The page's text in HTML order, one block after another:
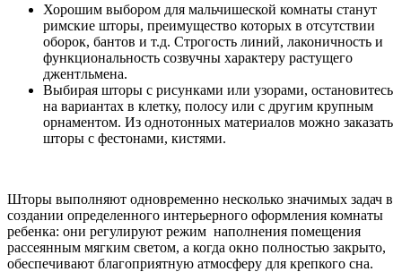
Хорошим выбором для мальчишеской комнаты станут
римские шторы, преимущество которых в отсутствии
оборок, бантов и т.д. Строгость линий, лаконичность и
функциональность созвучны характеру растущего
джентльмена.
Выбирая шторы с рисунками или узорами, остановитесь
на вариантах в клетку, полосу или с другим крупным
орнаментом. Из однотонных материалов можно заказать
шторы с фестонами, кистями.
Шторы выполняют одновременно несколько значимых задач в
создании определенного интерьерного оформления комнаты
ребенка: они регулируют режим наполнения помещения
рассеянным мягким светом, а когда окно полностью закрыто,
обеспечивают благоприятную атмосферу для крепкого сна.